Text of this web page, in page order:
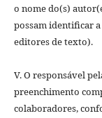
o nome do(s)
possam identificar
editores de texto).
V. O responsável
preenchimento
colaboradores,